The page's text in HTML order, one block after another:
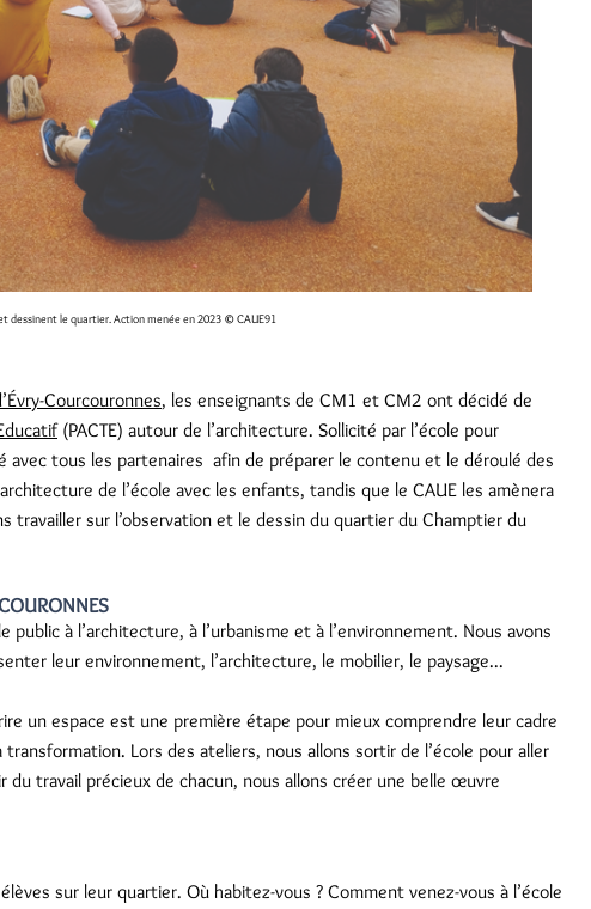
dessinent le quartier. Action menée en 2023 © CAUE91
Courcouronnes, les enseignants de CM1 et CM2 ont décidé de
(PACTE) autour de l’architecture. Sollicité par l’école pour
avec tous les partenaires afin de préparer le contenu et le déroulé des
de l’école avec les enfants, tandis que le CAUE les amènera
travailler sur l’observation et le dessin du quartier du Champtier du
public à l’architecture, à l’urbanisme et à l’environnement. Nous avons
leur environnement, l’architecture, le mobilier, le paysage...
un espace est une première étape pour mieux comprendre leur cadre
Lors des ateliers, nous allons sortir de l’école pour aller
travail précieux de chacun, nous allons créer une belle œuvre
sur leur quartier. Où habitez-vous ? Comment venez-vous à l’école